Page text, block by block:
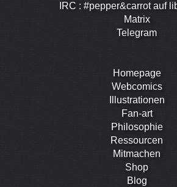
IRC : #pepper&carrot auf
Matrix
Telegram
Homepage
Webcomics
Illustrationen
Fan-art
Philosophie
Ressourcen
Mitmachen
Shop
Blog